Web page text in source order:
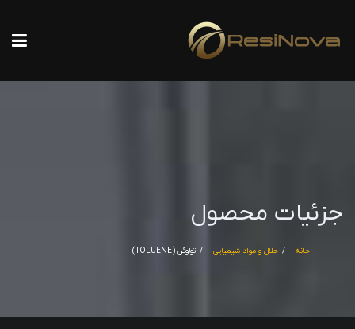
جزئیات محصول
خانه حلال و مواد شیمیایی تولوئن (TOLUENE)